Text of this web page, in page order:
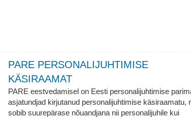
PARE PERSONALIJUHTIMISE
KÄSIRAAMAT
PARE eestvedamisel on Eesti personalijuhtimise
asjatundjad kirjutanud personalijuhtimise käsiraamatu,
sobib suurepärase nõuandjana nii personalijuhile kui